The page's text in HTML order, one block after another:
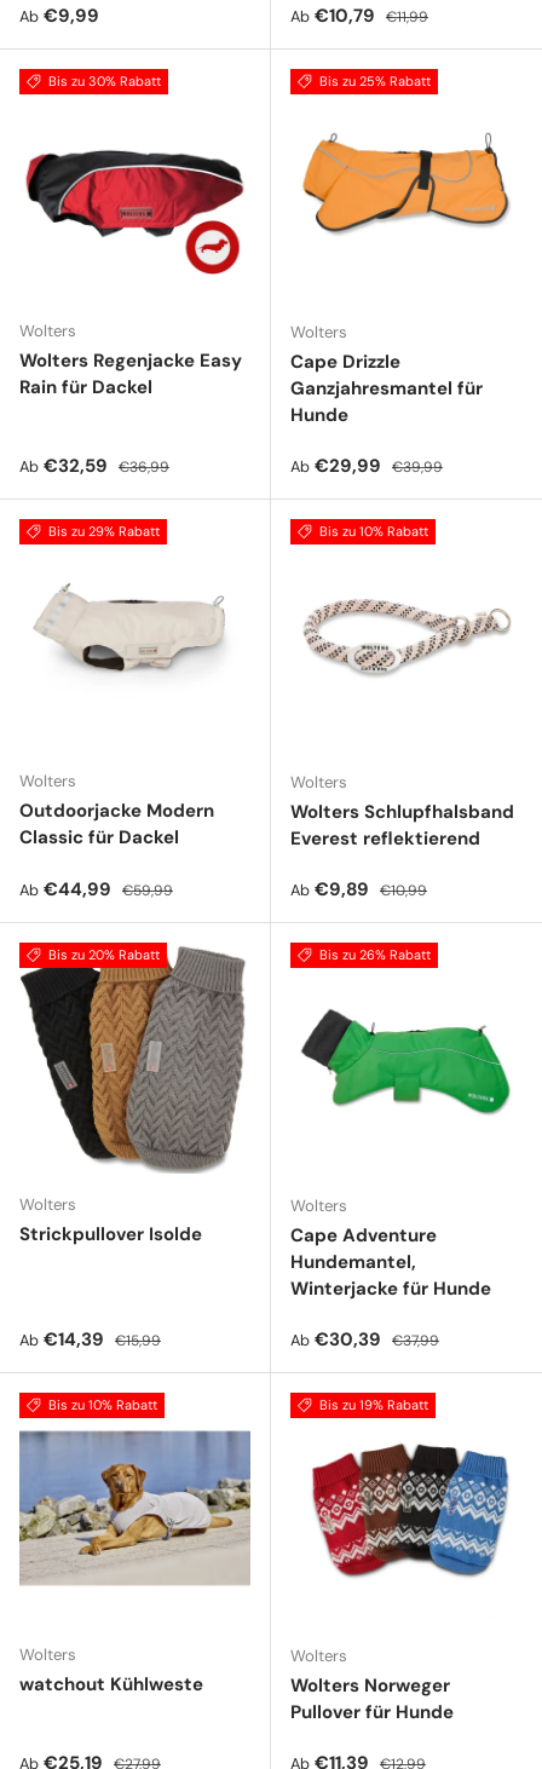
Normaler Preis
Ab €9,99 Verkaufspreis
Ab €10,79 Normaler Preis
€11,99
Bis zu 30% Rabatt
Wolters
Wolters Regenjacke Easy
Rain für Dackel
Verkaufspreis
Ab €32,59 Normaler Preis
€36,99
Bis zu 25% Rabatt
Wolters
Cape Drizzle
Ganzjahresmantel für
Hunde
Verkaufspreis
Ab €29,99 Normaler Preis
€39,99
Bis zu 29% Rabatt
Wolters
Outdoorjacke Modern
Classic für Dackel
Verkaufspreis
Ab €44,99 Normaler Preis
€59,99
Bis zu 10% Rabatt
Wolters
Wolters Schlupfhalsband
Everest reflektierend
Verkaufspreis
Ab €9,89 Normaler Preis
€10,99
Bis zu 20% Rabatt
Wolters
Strickpullover Isolde
Verkaufspreis
Ab €14,39 Normaler Preis
€15,99
Bis zu 26% Rabatt
Wolters
Cape Adventure
Hundemantel,
Winterjacke für Hunde
Verkaufspreis
Ab €30,39 Normaler Preis
€37,99
Bis zu 10% Rabatt
Wolters
watchout Kühlweste
Verkaufspreis
Ab €25,19 Normaler Preis
€27,99
Bis zu 19% Rabatt
Wolters
Wolters Norweger
Pullover für Hunde
Verkaufspreis
Ab €11,39 Normaler Preis
€12,99